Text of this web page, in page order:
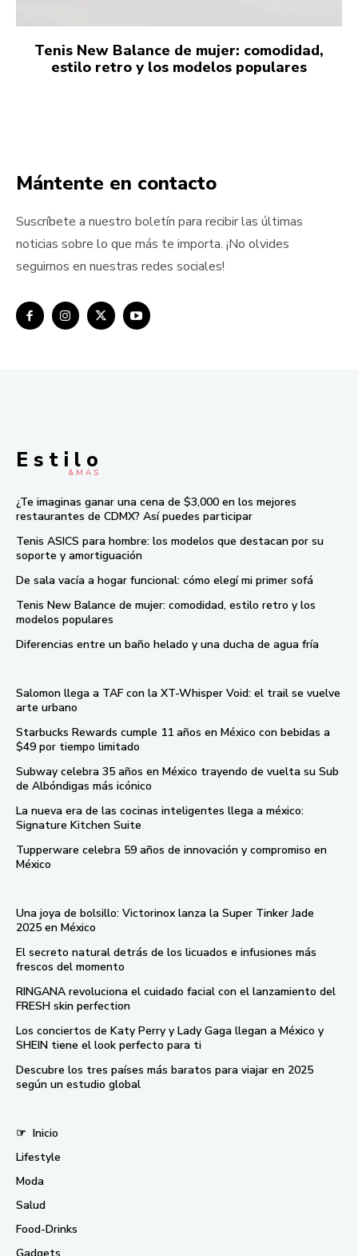
Tenis New Balance de mujer: comodidad,
estilo retro y los modelos populares
Mántente en contacto
Suscríbete a nuestro boletín para recibir las últimas
noticias sobre lo que más te importa. ¡No olvides
seguirnos en nuestras redes sociales!
E s t i l o
& M À S
¿Te imaginas ganar una cena de $3,000 en los mejores
restaurantes de CDMX? Así puedes participar
Tenis ASICS para hombre: los modelos que destacan por su
soporte y amortiguación
De sala vacía a hogar funcional: cómo elegí mi primer sofá
Tenis New Balance de mujer: comodidad, estilo retro y los
modelos populares
Diferencias entre un baño helado y una ducha de agua fría
Salomon llega a TAF con la XT-Whisper Void: el trail se vuelve
arte urbano
Starbucks Rewards cumple 11 años en México con bebidas a
$49 por tiempo limitado
Subway celebra 35 años en México trayendo de vuelta su Sub
de Albóndigas más icónico
La nueva era de las cocinas inteligentes llega a méxico:
Signature Kitchen Suite
Tupperware celebra 59 años de innovación y compromiso en
México
Una joya de bolsillo: Victorinox lanza la Super Tinker Jade
2025 en México
El secreto natural detrás de los licuados e infusiones más
frescos del momento
RINGANA revoluciona el cuidado facial con el lanzamiento del
FRESH skin perfection
Los conciertos de Katy Perry y Lady Gaga llegan a México y
SHEIN tiene el look perfecto para ti
Descubre los tres países más baratos para viajar en 2025
según un estudio global
☞ Inicio
Lifestyle
Moda
Salud
Food-Drinks